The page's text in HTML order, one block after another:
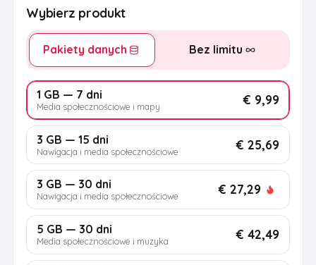
Wybierz produkt
Pakiety danych Bez limitu
1 GB — 7 dni
Media społecznościowe i mapy € 9,99
3 GB — 15 dni
Nawigacja i media społecznościowe € 25,69
3 GB — 30 dni
Nawigacja i media społecznościowe € 27,29
5 GB — 30 dni
Media społecznościowe i muzyka € 42,49